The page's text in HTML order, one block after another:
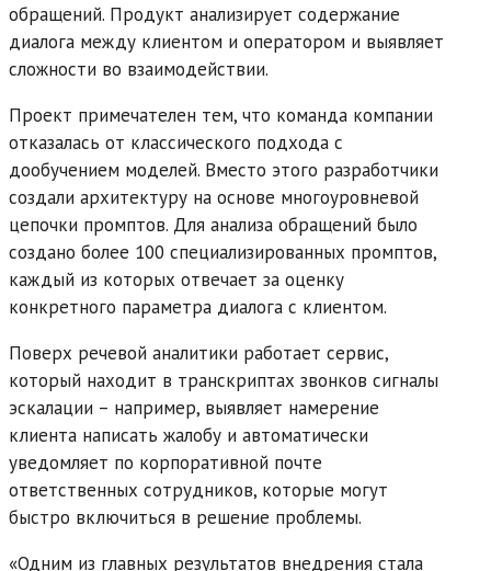
обращений. Продукт анализирует содержание
диалога между клиентом и оператором и выявляет
сложности во взаимодействии.
Проект примечателен тем, что команда компании
отказалась от классического подхода с
дообучением моделей. Вместо этого разработчики
создали архитектуру на основе многоуровневой
цепочки промптов. Для анализа обращений было
создано более 100 специализированных промптов,
каждый из которых отвечает за оценку
конкретного параметра диалога с клиентом.
Поверх речевой аналитики работает сервис,
который находит в транскриптах звонков сигналы
эскалации – например, выявляет намерение
клиента написать жалобу и автоматически
уведомляет по корпоративной почте
ответственных сотрудников, которые могут
быстро включиться в решение проблемы.
«Одним из главных результатов внедрения стала